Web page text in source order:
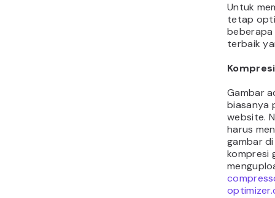
Untuk
tetap
terbaik
Gambar
biasanya
website.
harus
gambar
kompresi